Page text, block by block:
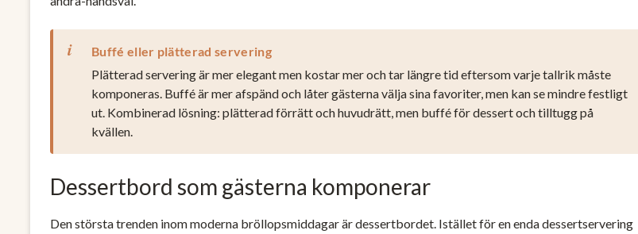
Buffé eller plätterad servering
Plätterad servering är mer elegant men kostar mer och tar längre tid eftersom varje tallrik måste
komponeras. Buffé är mer afspänd och låter gästerna välja sina favoriter, men kan se mindre festligt
ut. Kombinerad lösning: plätterad förrätt och huvudrätt, men buffé för dessert och tilltugg på
kvällen.
Dessertbord som gästerna komponerar
Den största trenden inom moderna bröllopsmiddagar är dessertbordet. Istället för en enda dessertservering